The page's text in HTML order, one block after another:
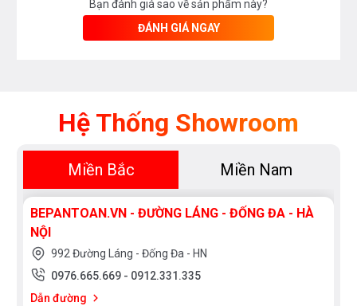
Bạn đánh giá sao về sản phẩm này?
ĐÁNH GIÁ NGAY
Hệ Thống Showroom
Miền Bắc Miền Nam
BEPANTOAN.VN - ĐƯỜNG LÁNG - ĐỐNG ĐA - HÀ
NỘI
992 Đường Láng - Đống Đa - HN
0976.665.669 - 0912.331.335
Dẫn đường